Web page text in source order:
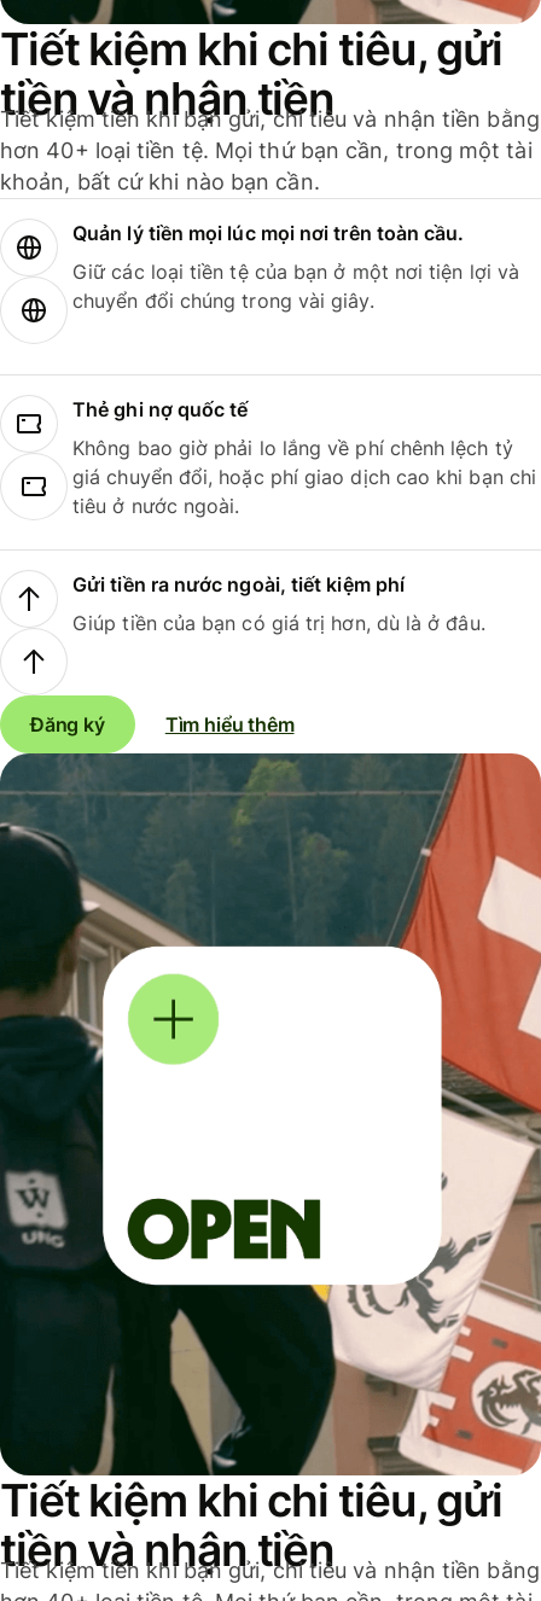
Tiết kiệm khi chi tiêu, gửi
tiền và nhận tiền
Tiết kiệm tiền khi bạn gửi, chi tiêu và nhận tiền bằng
hơn 40+ loại tiền tệ. Mọi thứ bạn cần, trong một tài
khoản, bất cứ khi nào bạn cần.
Quản lý tiền mọi lúc mọi nơi trên toàn cầu.
Giữ các loại tiền tệ của bạn ở một nơi tiện lợi và
chuyển đổi chúng trong vài giây.
Thẻ ghi nợ quốc tế
Không bao giờ phải lo lắng về phí chênh lệch tỷ
giá chuyển đổi, hoặc phí giao dịch cao khi bạn chi
tiêu ở nước ngoài.
Gửi tiền ra nước ngoài, tiết kiệm phí
Giúp tiền của bạn có giá trị hơn, dù là ở đâu.
Đăng ký Tìm hiểu thêm
Tiết kiệm khi chi tiêu, gửi
tiền và nhận tiền
Tiết kiệm tiền khi bạn gửi, chi tiêu và nhận tiền bằng